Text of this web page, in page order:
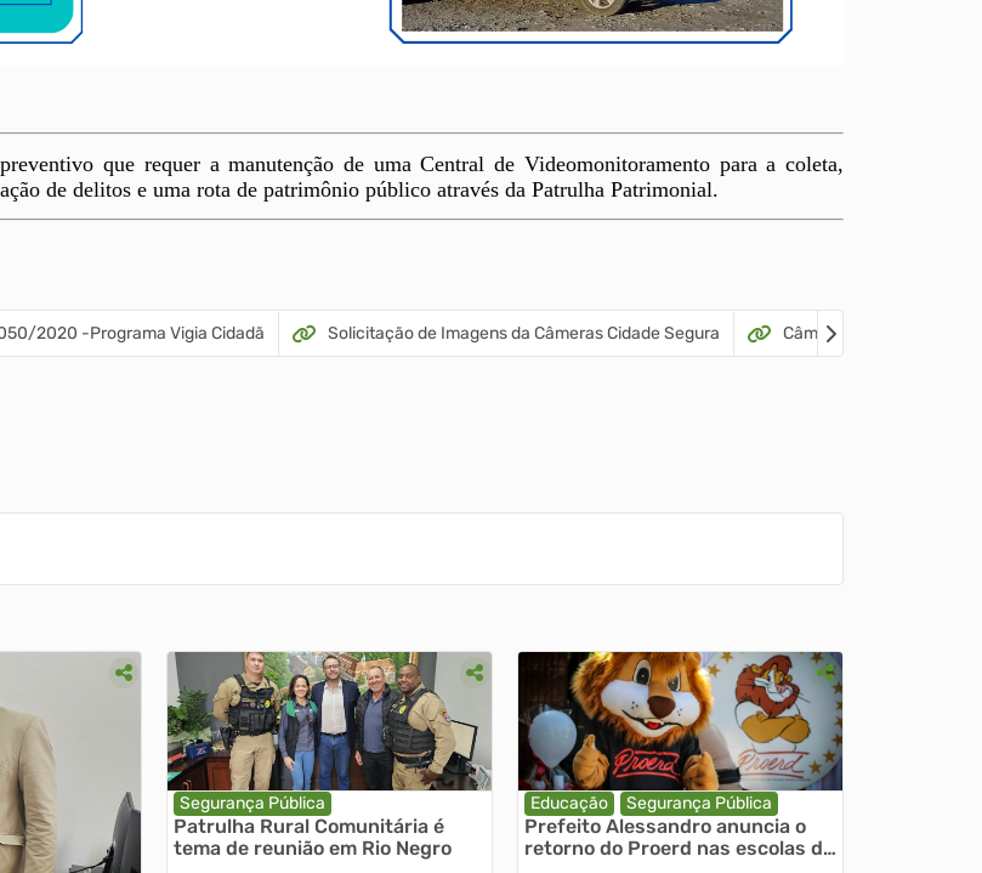
que requer a manutenção de uma Central de Videomonitoramento para a coleta,
de delitos e uma rota de patrimônio público através da Patrulha Patrimonial.
2020 -Programa Vigia Cidadã Solicitação de Imagens da Câmeras Cidade Segura Câmeras Online
Segurança Pública
Patrulha Rural Comunitária é
tema de reunião em Rio Negro
Educação Segurança Pública
Prefeito Alessandro anuncia o
retorno do Proerd nas escolas de